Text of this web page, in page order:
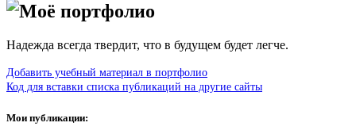
Моё портфолио
Надежда всегда твердит, что в будущем будет легче.
Добавить учебный материал в портфолио
Код для вставки списка публикаций на другие сайты
Мои публикации: